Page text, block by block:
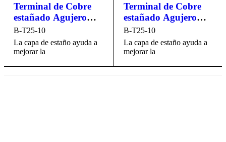
Terminal de Cobre
estañado Agujero
3/8" (Cable 4
awg)25MM2
STARKER
B-T25-10
La capa de estaño ayuda a
mejorar la
Terminal de Cobre
estañado Agujero
3/8" (Cable 4
awg)25MM2
STARKER
B-T25-10
La capa de estaño ayuda a
mejorar la